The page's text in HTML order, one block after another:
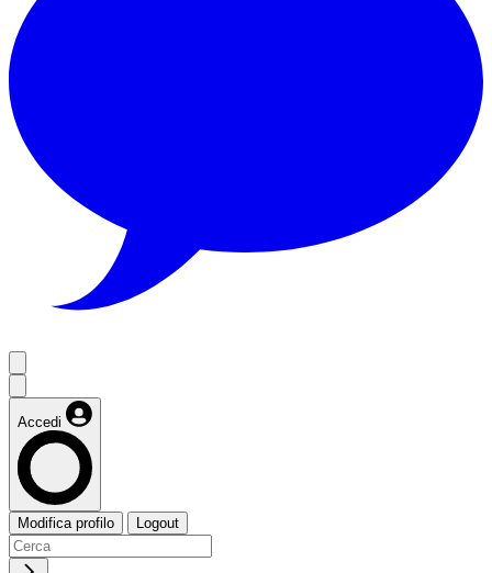
Accedi
Modifica profilo Logout